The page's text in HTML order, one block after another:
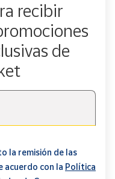
recibir
de
la remisión de las
acuerdo con la Política